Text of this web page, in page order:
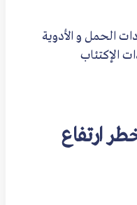
الحمل و الأدوية
الإكتئاب
ارتفاع